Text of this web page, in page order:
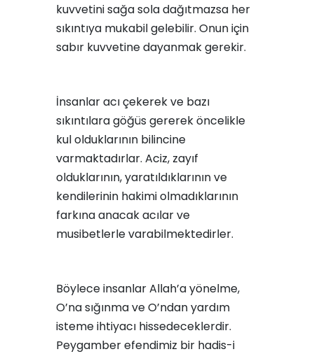
kuvvetini sağa sola dağıtmazsa her
sıkıntıya mukabil gelebilir. Onun için
sabır kuvvetine dayanmak gerekir.
İnsanlar acı çekerek ve bazı
sıkıntılara göğüs gererek öncelikle
kul olduklarının bilincine
varmaktadırlar. Aciz, zayıf
olduklarının, yaratıldıklarının ve
kendilerinin hakimi olmadıklarının
farkına anacak acılar ve
musibetlerle varabilmektedirler.
Böylece insanlar Allah’a yönelme,
O’na sığınma ve O’ndan yardım
isteme ihtiyacı hissedeceklerdir.
Peygamber efendimiz bir hadis-i